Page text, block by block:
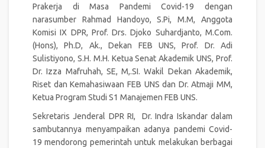
Prakerja di Masa Pandemi Covid-19 dengan
narasumber Rahmad Handoyo, S.Pi, M.M, Anggota
Komisi IX DPR, Prof. Drs. Djoko Suhardjanto, M.Com.
(Hons), Ph.D, Ak., Dekan FEB UNS, Prof. Dr. Adi
Sulistiyono, S.H. M.H. Ketua Senat Akademik UNS, Prof.
Dr. Izza Mafruhah, SE, M,.SI. Wakil Dekan Akademik,
Riset dan Kemahasiwaan FEB UNS dan Dr. Atmaji MM,
Ketua Program Studi S1 Manajemen FEB UNS.
Sekretaris Jenderal DPR RI, Dr. Indra Iskandar dalam
sambutannya menyampaikan adanya pandemi Covid-
19 mendorong pemerintah untuk melakukan berbagai